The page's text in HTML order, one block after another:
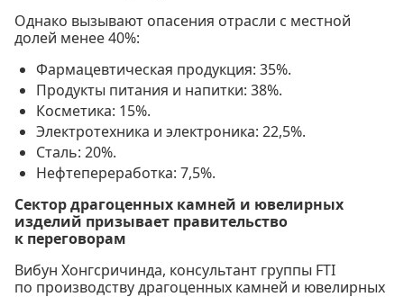
Однако вызывают опасения отрасли с местной
долей менее 40%:
Фармацевтическая продукция: 35%.
Продукты питания и напитки: 38%.
Косметика: 15%.
Электротехника и электроника: 22,5%.
Сталь: 20%.
Нефтепереработка: 7,5%.
Сектор драгоценных камней и ювелирных
изделий призывает правительство
к переговорам
Вибун Хонгсричинда, консультант группы FTI
по производству драгоценных камней и ювелирных